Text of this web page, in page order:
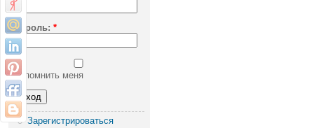
Пароль: *
Запомнить меня
Зарегистрироваться